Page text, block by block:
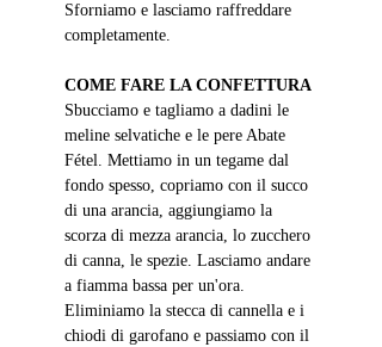
Sforniamo e lasciamo raffreddare
completamente.
COME FARE LA CONFETTURA
Sbucciamo e tagliamo a dadini le
meline selvatiche e le pere Abate
Fétel. Mettiamo in un tegame dal
fondo spesso, copriamo con il succo
di una arancia, aggiungiamo la
scorza di mezza arancia, lo zucchero
di canna, le spezie. Lasciamo andare
a fiamma bassa per un'ora.
Eliminiamo la stecca di cannella e i
chiodi di garofano e passiamo con il